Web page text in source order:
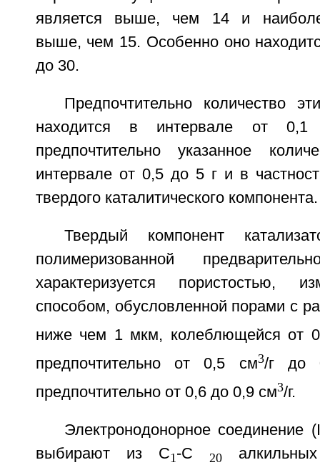
является выше, чем 14 и
выше, чем 15. Особенно оно
до 30.
Предпочтительно количество
находится в интервале от
предпочтительно указанное
интервале от 0,5 до 5 г и в
твердого каталитического компонента.
Твердый компонент
полимеризованной
характеризуется пористостью,
способом, обусловленной порами с
ниже чем 1 мкм, колеблющейся от
предпочтительно от 0,5 см3/г до
предпочтительно от 0,6 до 0,9 см3/г.
Электронодонорное соединение
выбирают из С1-С 20